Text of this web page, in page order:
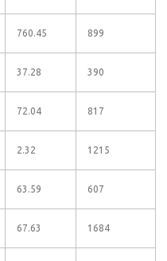
760.45 899
37.28 390
72.04 817
2.32 1215
63.59 607
67.63 1684